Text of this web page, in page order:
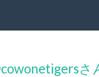
さ